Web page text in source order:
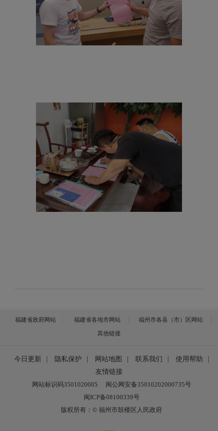
福建省政府网站 福建省各地市网站
福州市各县（市）区网站
其他链接
今日更新 | 隐私保护 | 网站地图 | 联系我们 | 使用帮助
|
友情链接
网站标识码3501020005
闽公网安备35010202000735号
闽ICP备08100339号
版权所有：© 福州市鼓楼区人民政府